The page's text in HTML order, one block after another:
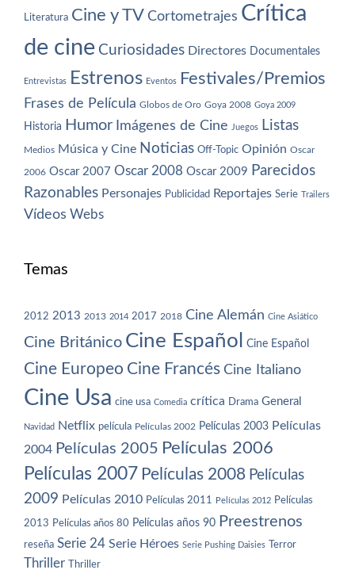
Literatura Cine y TV Cortometrajes Crítica
de cine Curiosidades Directores Documentales
Entrevistas Estrenos Eventos Festivales/Premios
Frases de Película Globos de Oro Goya 2008 Goya 2009
Historia Humor Imágenes de Cine Juegos Listas
Medios Música y Cine Noticias Off-Topic Opinión Oscar
2006 Oscar 2007 Oscar 2008 Oscar 2009 Parecidos
Razonables Personajes Publicidad Reportajes Serie Trailers
Vídeos Webs
Temas
2012 2013 2013 2014 2017 2018 Cine Alemán Cine Asiático
Cine Británico Cine Español Cine Español
Cine Europeo Cine Francés Cine Italiano
Cine Usa cine usa Comedia crítica Drama General
Navidad Netflix película Películas 2002 Películas 2003 Películas
2004 Películas 2005 Películas 2006
Películas 2007 Películas 2008 Películas
2009 Películas 2010 Películas 2011 Películas 2012 Películas
2013 Películas años 80 Películas años 90 Preestrenos
reseña Serie 24 Serie Héroes Serie Pushing Daisies Terror
Thriller Thriller